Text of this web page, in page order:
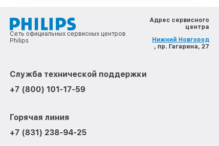
Сеть официальных сервисных центров
Philips
Адрес сервисного
центра
Нижний Новгород
, пр. Гагарина, 27
Служба технической поддержки
+7 (800) 101-17-59
Горячая линия
+7 (831) 238-94-25